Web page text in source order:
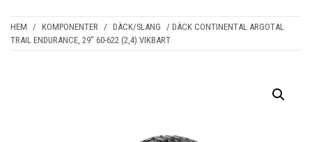
HEM / KOMPONENTER / DÄCK/SLANG / DÄCK CONTINENTAL ARGOTAL
TRAIL ENDURANCE, 29″ 60-622 (2,4) VIKBART